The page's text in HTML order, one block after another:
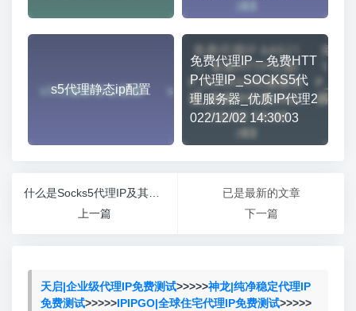
s5代理静态ip配置
免费代理IP – 免费HTT
P代理IP_SOCKS5代
理服务器_优质IP代理2
022/12/02 14:30:03
上一篇
已是最新的文章
下一篇
天启|企业级代理IP免费测试>>>>>神龙|纯净稳定代理IP
免费测试>>>>>IPIPGO|全球住宅代理IP免费测试>>>>>